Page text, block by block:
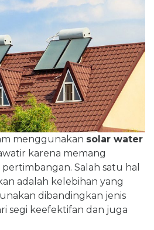
menggunakan solar water
karena memang
Salah satu hal
adalah kelebihan yang
dibandingkan jenis
segi keefektifan dan juga